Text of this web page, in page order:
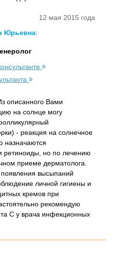
12 мая 2015 года
Юрьевна:
описанного Вами
на солнце могу
- реакция на солнечное
назначаются
ретиноиды, но по лечению
приеме дерматолога.
высыпаний
личной гигиены и
кремов при
рекомендую
С у врача инфекционных